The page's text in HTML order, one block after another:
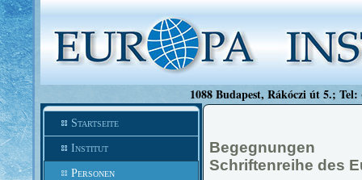
1088 Budapest, Rákóczi út 5.;
Startseite
Institut
Personen
Begegnungen
Schriftenreihe des